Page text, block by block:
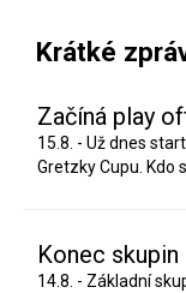
Krátké
Začíná play
15.8. - Už dnes
Gretzky Cupu. Kdo
Konec skupin
14.8. - Základní